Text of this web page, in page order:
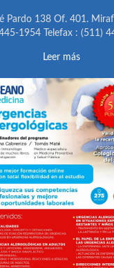
Pardo 138 Of. 401.
1954 Telefax : (511)
Leer más